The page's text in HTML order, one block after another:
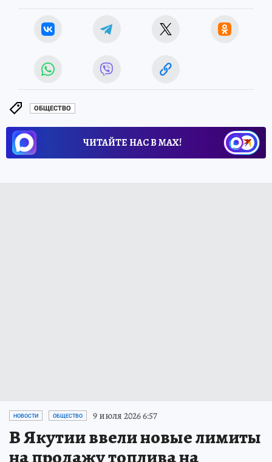
ОБЩЕСТВО
ЧИТАЙТЕ НАС В МАХ!
НОВОСТИ ОБЩЕСТВО 9 июля 2026 6:57
В Якутии ввели новые лимиты
на продажу топлива на